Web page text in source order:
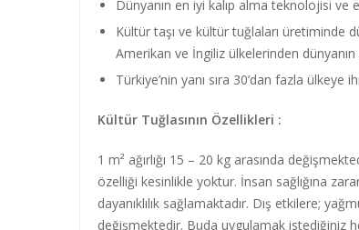
Dünyanın en iyi kalıp alma teknolojisi ve
Kültür taşı ve kültür tuğlaları üretiminde
Amerikan ve İngiliz ülkelerinden
Türkiye’nin yanı sıra 30’dan fazla ülkeye
Kültür Tuğlasının Özellikleri :
1 m² ağırlığı 15 – 20 kg arasında
özelliği kesinlikle yoktur. İnsan sağlığına
dayanıklılık sağlamaktadır. Dış etkilere;
değişmektedir. Buda uygulamak istediğiniz